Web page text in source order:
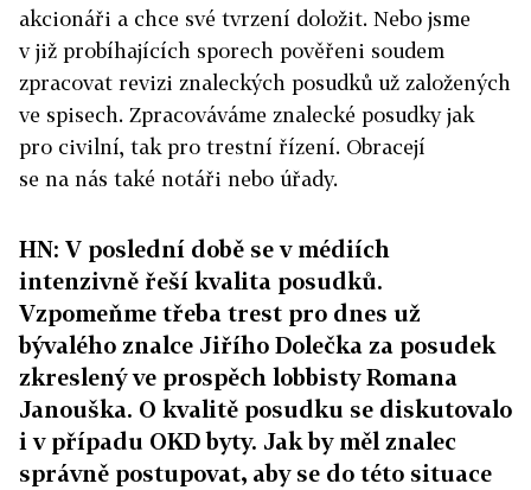
akcionáři a chce své tvrzení doložit. Nebo jsme
v již probíhajících sporech pověřeni soudem
zpracovat revizi znaleckých posudků už založených
ve spisech. Zpracováváme znalecké posudky jak
pro civilní, tak pro trestní řízení. Obracejí
se na nás také notáři nebo úřady.
HN: V poslední době se v médiích
intenzivně řeší kvalita posudků.
Vzpomeňme třeba trest pro dnes už
bývalého znalce Jiřího Dolečka za posudek
zkreslený ve prospěch lobbisty Romana
Janouška. O kvalitě posudku se diskutovalo
i v případu OKD byty. Jak by měl znalec
správně postupovat, aby se do této situace